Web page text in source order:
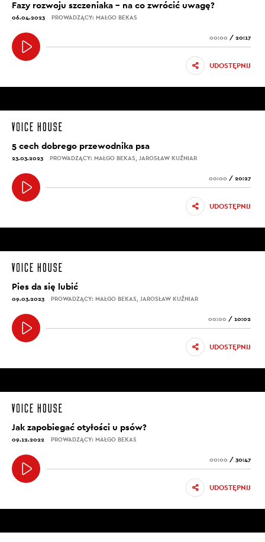
Fazy rozwoju szczeniaka – na co zwrócić uwagę?
06.04.2023 PROWADZĄCY: MAŁGO BEKAS
00:00 / 20:17
UDOSTĘPNIJ
5 cech dobrego przewodnika psa
23.03.2023 PROWADZĄCY: MAŁGO BEKAS, JAROSŁAW KUŹNIAR
00:00 / 20:27
UDOSTĘPNIJ
Pies da się lubić
09.03.2023 PROWADZĄCY: MAŁGO BEKAS, JAROSŁAW KUŹNIAR
00:00 / 10:02
UDOSTĘPNIJ
Jak zapobiegać otyłości u psów?
09.12.2022 PROWADZĄCY: MAŁGO BEKAS
00:00 / 30:47
UDOSTĘPNIJ